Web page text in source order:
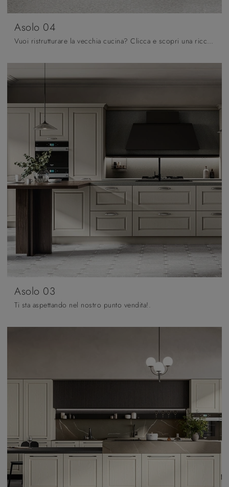
Asolo 04
Vuoi ristrutturare la vecchia cucina? Clicca e scopri una ricca gamma di soluzioni tradizionali con penisola: Asolo 04 ti attende!
Asolo 03
Ti sta aspettando nel nostro punto vendita!.